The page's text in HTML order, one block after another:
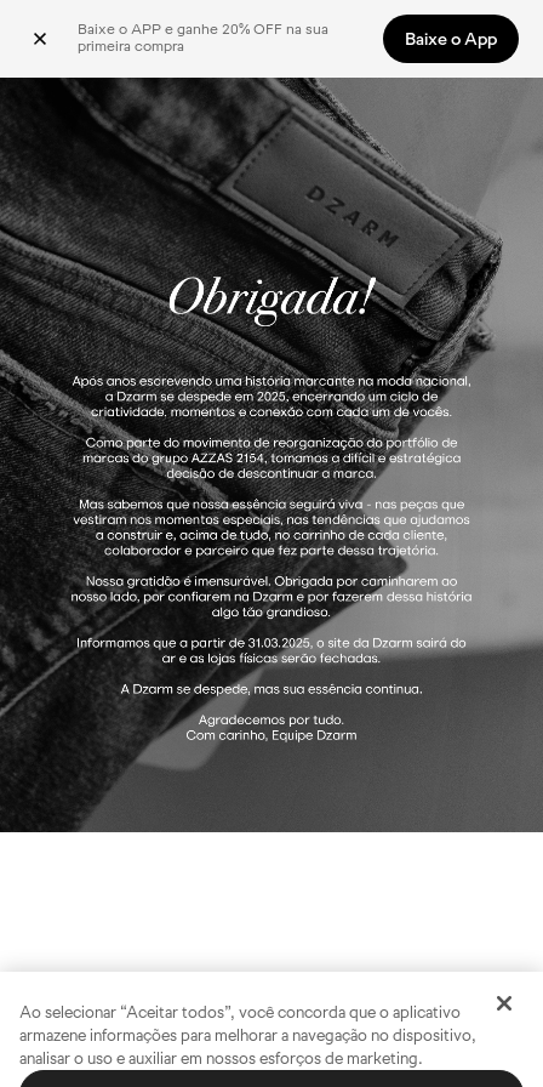
Baixe o APP e ganhe 20% OFF na sua
primeira compra
Baixe o App
Ao selecionar “Aceitar todos”, você concorda que o aplicativo
armazene informações para melhorar a navegação no dispositivo,
analisar o uso e auxiliar em nossos esforços de marketing.